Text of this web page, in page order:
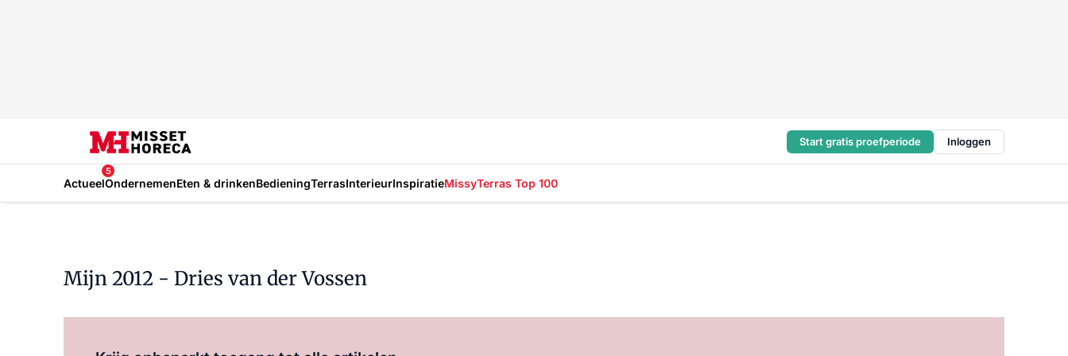
Start gratis proefperiode Inloggen
Actueel
5
OndernemenEten & drinkenBedieningTerrasInterieurInspiratieMissyTerras Top 100
Mijn 2012 - Dries van der Vossen